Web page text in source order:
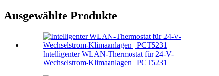
Ausgewählte Produkte
Intelligenter WLAN-Thermostat für 24-V-
Wechselstrom-Klimaanlagen | PCT5231